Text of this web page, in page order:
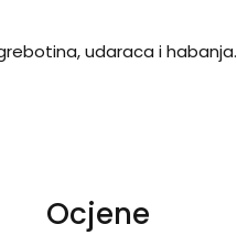
udaraca i habanja.
Ocjene